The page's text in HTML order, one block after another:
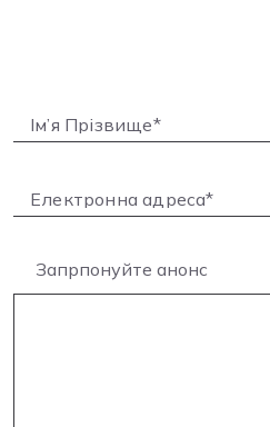
Запрпонуйте анонс